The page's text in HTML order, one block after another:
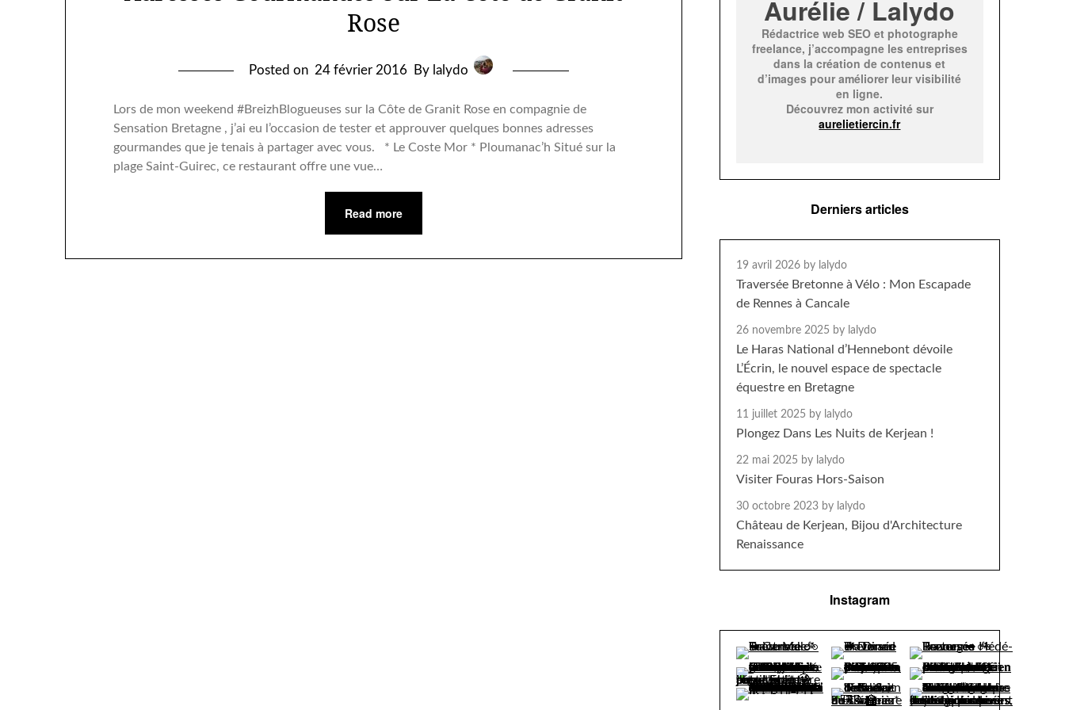
Rose
Posted on 24 février 2016 By lalydo
Lors de mon weekend #BreizhBlogueuses sur la Côte de Granit Rose en compagnie de
Sensation Bretagne , j’ai eu l’occasion de tester et approuver quelques bonnes adresses
gourmandes que je tenais à partager avec vous. * Le Coste Mor * Ploumanac’h Situé sur la
plage Saint-Guirec, ce restaurant offre une vue…
Read more
Aurélie / Lalydo
Rédactrice web SEO et photographe
freelance, j’accompagne les entreprises
dans la création de contenus et
d’images pour améliorer leur visibilité
en ligne.
Découvrez mon activité sur
aurelietiercin.fr
Derniers articles
19 avril 2026 by lalydo
Traversée Bretonne à Vélo : Mon Escapade
de Rennes à Cancale
26 novembre 2025 by lalydo
Le Haras National d’Hennebont dévoile
L’Écrin, le nouvel espace de spectacle
équestre en Bretagne
11 juillet 2025 by lalydo
Plongez Dans Les Nuits de Kerjean !
22 mai 2025 by lalydo
Visiter Fouras Hors-Saison
30 octobre 2023 by lalydo
Château de Kerjean, Bijou d'Architecture
Renaissance
Instagram